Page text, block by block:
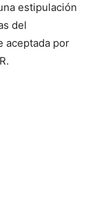
estipulación
del
aceptada por